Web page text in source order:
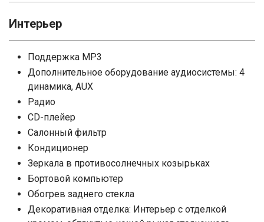
Интерьер
Поддержка MP3
Дополнительное оборудование аудиосистемы: 4
динамика, AUX
Радио
CD-плейер
Салонный фильтр
Кондиционер
Зеркала в противосолнечных козырьках
Бортовой компьютер
Обогрев заднего стекла
Декоративная отделка: Интерьер с отделкой